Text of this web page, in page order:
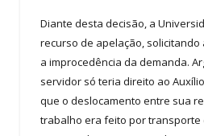
Diante desta decisão, a
recurso de apelação,
a improcedência da demanda.
servidor só teria direito ao
que o deslocamento entre sua
trabalho era feito por transporte